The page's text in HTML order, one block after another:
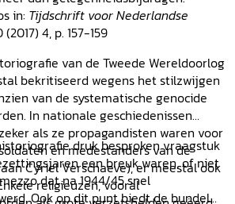
‘Een gewelddadige
De Nederlandse
Wereldoorlog MAAIKE DERKSEN,
Nederlandse religieuzen op Java,
WILLEMSEN, Eén geloof –
Duitse en Nederlandse svd-
Indië vóór, tijdens en na de
JOEP VAN GENNIP, Paters, pastoraat
De rol van de Nederlandse
van politieke delinquenten na
Over de auteurs & redacteurs
in: Tijdschrift voor Nederlandse
(2017) 4, p. 157-159
van de Tweede Wereldoorlog
bekritiseerd wegens het stilzwijgen
van de systematische genocide
In nationale geschiedenissen
als ze propagandisten waren voor
en medestanders van de
Cyriel Verschaeve), er meestal ook
religieuzen, vooral
druk besproken vraagstuk
een breuk waren, of niet
dat na 1944/45 snel
Ook op dit punt biedt de bundel